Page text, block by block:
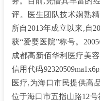
评。医生团队技术娴熟
所自2013年成立以来,自
获“爱婴医院”称号。
成都高新佰华利医疗美
信用代码
医疗,为海口市民提供高
位于海口市五指山路12